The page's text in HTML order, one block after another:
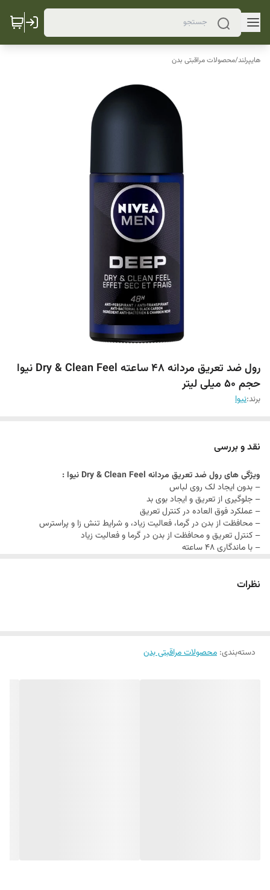
هایپرلند/محصولات مراقبتی بدن
رول ضد تعریق مردانه 48 ساعته Dry & Clean Feel نیوا
حجم 50 میلی لیتر
برند:نیوا
نقد و بررسی
ویژگی های رول ضد تعریق مردانه Dry & Clean Feel نیوا :
– بدون ایجاد لک روی لباس
– جلوگیری از تعریق و ایجاد بوی بد
– عملکرد فوق العاده در کنترل تعریق
– محافظت از بدن در گرما، فعالیت زیاد، و شرایط تنش زا و پراسترس
– کنترل تعریق و محافظت از بدن در گرما و فعالیت زیاد
– با ماندگاری ۴۸ ساعته
نظرات
دسته‌بندی: محصولات مراقبتی بدن